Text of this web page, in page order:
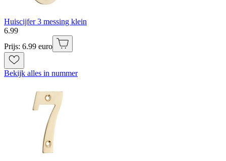
Huiscijfer 3 messing klein
6.99
Prijs: 6.99 euro
Bekijk alles in nummer